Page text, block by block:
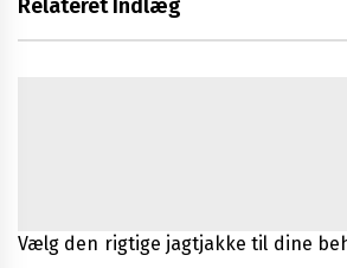
Relateret Indlæg
Vælg den rigtige jagtjakke til dine